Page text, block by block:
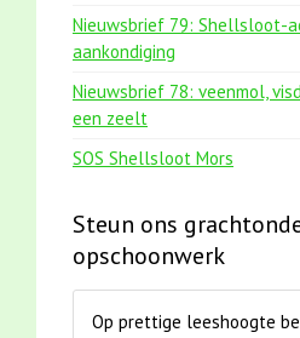
Nieuwsbrief 79: Shellsloot-
aankondiging
Nieuwsbrief 78: veenmol,
een zeelt
SOS Shellsloot Mors
Steun ons
opschoonwerk
Op prettige leeshoogte